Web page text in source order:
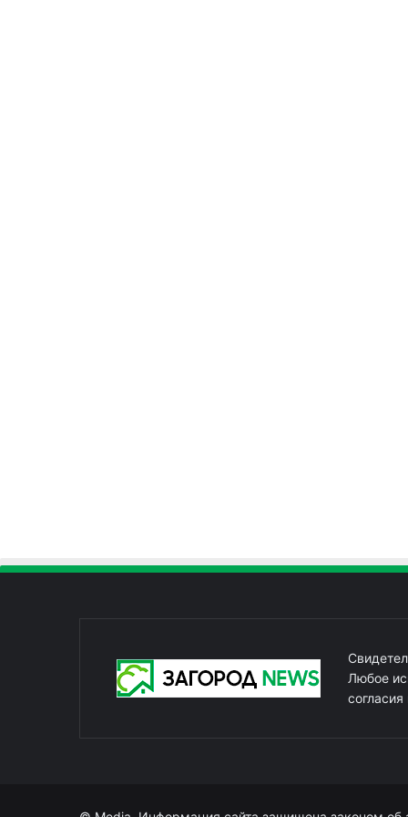
Любое